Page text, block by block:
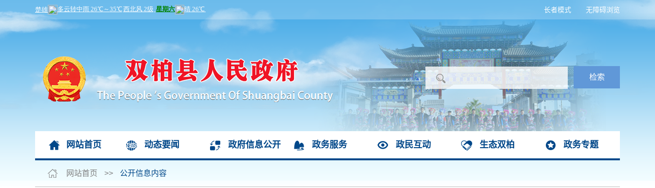
无障碍浏览
长者模式
网站首页 动态要闻 政府信息公开 政务服务 政民互动 生态双柏 政务专题
网站首页 >> 公开信息内容